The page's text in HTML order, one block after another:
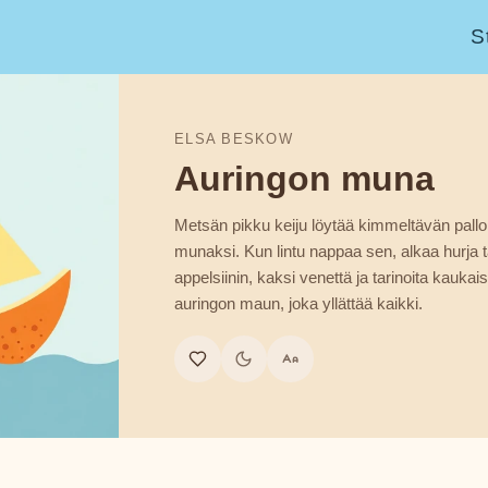
ELSA BESKOW
Auringon muna
Metsän pikku keiju löytää kimmeltävän
munaksi. Kun lintu nappaa sen, alkaa hurja
appelsiinin, kaksi venettä ja tarinoita
auringon maun, joka yllättää kaikki.